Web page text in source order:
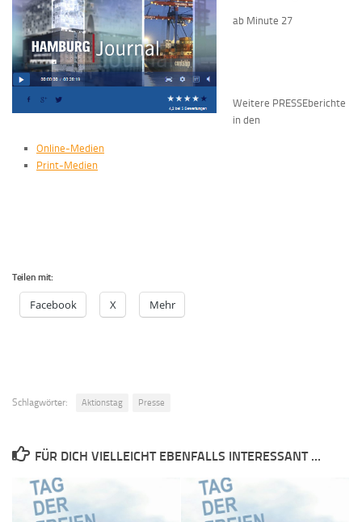
ab Minute 27
Weitere PRESSEberichte
in den
Online-Medien
Print-Medien
Teilen mit:
Facebook X Mehr
Schlagwörter: Aktionstag Presse
FÜR DICH VIELLEICHT EBENFALLS INTERESSANT …